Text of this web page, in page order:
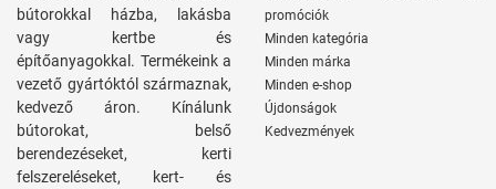
bútorokkal házba, lakásba
vagy kertbe és
építőanyagokkal. Termékeink a
vezető gyártóktól származnak,
kedvező áron. Kínálunk
bútorokat, belső
berendezéseket, kerti
felszereléseket, kert- és
promóciók
Minden kategória
Minden márka
Minden e-shop
Újdonságok
Kedvezmények